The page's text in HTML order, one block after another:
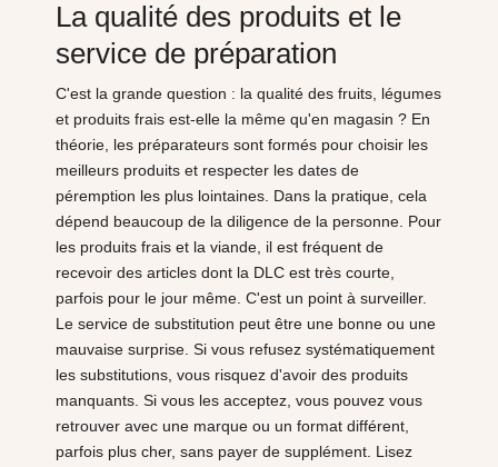
La qualité des produits et le
service de préparation
C'est la grande question : la qualité des fruits, légumes
et produits frais est-elle la même qu'en magasin ? En
théorie, les préparateurs sont formés pour choisir les
meilleurs produits et respecter les dates de
péremption les plus lointaines. Dans la pratique, cela
dépend beaucoup de la diligence de la personne. Pour
les produits frais et la viande, il est fréquent de
recevoir des articles dont la DLC est très courte,
parfois pour le jour même. C'est un point à surveiller.
Le service de substitution peut être une bonne ou une
mauvaise surprise. Si vous refusez systématiquement
les substitutions, vous risquez d'avoir des produits
manquants. Si vous les acceptez, vous pouvez vous
retrouver avec une marque ou un format différent,
parfois plus cher, sans payer de supplément. Lisez